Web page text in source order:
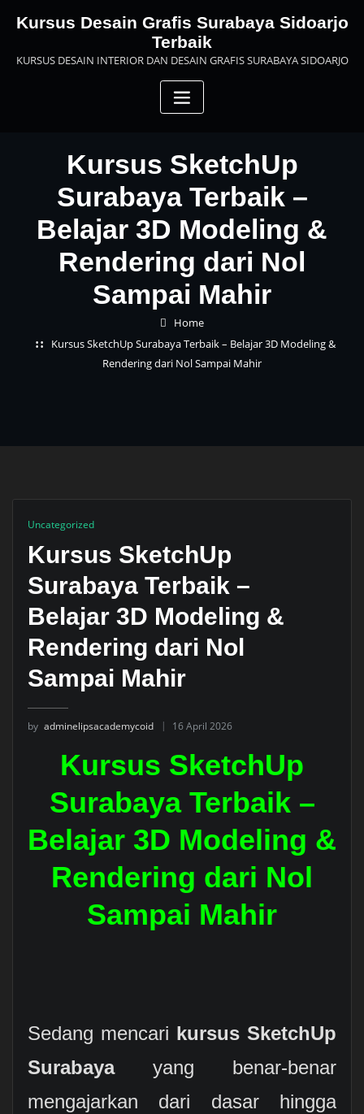
Kursus Desain Grafis Surabaya Sidoarjo
Terbaik
KURSUS DESAIN INTERIOR DAN DESAIN GRAFIS SURABAYA SIDOARJO
Kursus SketchUp
Surabaya Terbaik –
Belajar 3D Modeling &
Rendering dari Nol
Sampai Mahir
Home
Kursus SketchUp Surabaya Terbaik – Belajar 3D Modeling &
Rendering dari Nol Sampai Mahir
Uncategorized
Kursus SketchUp
Surabaya Terbaik –
Belajar 3D Modeling &
Rendering dari Nol
Sampai Mahir
by adminelipsacademycoid 16 April 2026
Kursus SketchUp
Surabaya Terbaik –
Belajar 3D Modeling &
Rendering dari Nol
Sampai Mahir
Sedang mencari kursus SketchUp
Surabayayang benar-benar
mengajarkan dari dasar hingga